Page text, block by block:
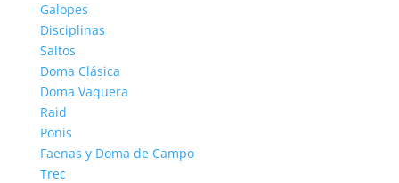
Galopes
Disciplinas
Saltos
Doma Clásica
Doma Vaquera
Raid
Ponis
Faenas y Doma de Campo
Trec